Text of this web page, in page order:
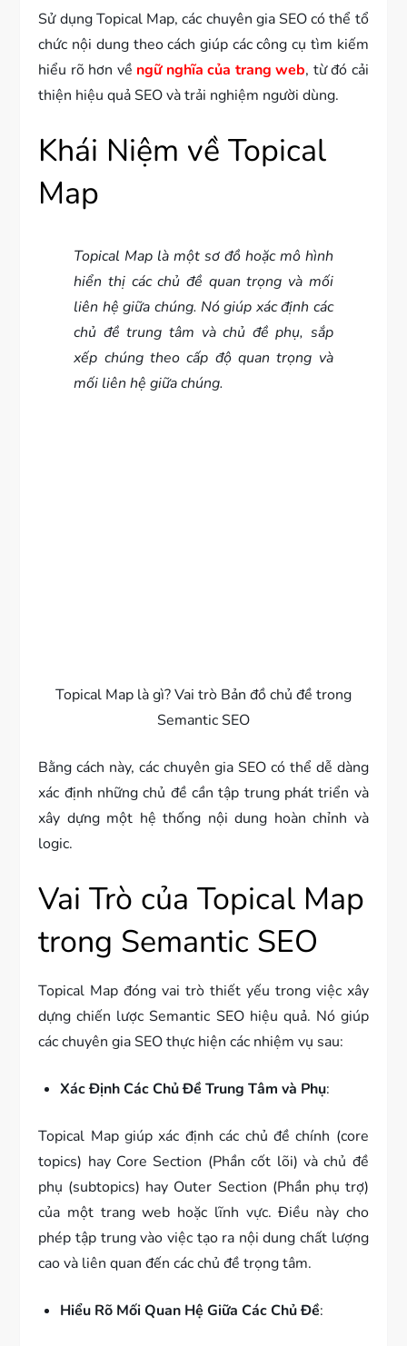
Sử dụng Topical Map, các chuyên gia SEO có thể tổ
chức nội dung theo cách giúp các công cụ tìm kiếm
hiểu rõ hơn về ngữ nghĩa của trang web, từ đó cải
thiện hiệu quả SEO và trải nghiệm người dùng.
Khái Niệm về Topical
Map
Topical Map là một sơ đồ hoặc mô hình
hiển thị các chủ đề quan trọng và mối
liên hệ giữa chúng. Nó giúp xác định các
chủ đề trung tâm và chủ đề phụ, sắp
xếp chúng theo cấp độ quan trọng và
mối liên hệ giữa chúng.
Topical Map là gì? Vai trò Bản đồ chủ đề trong
Semantic SEO
Bằng cách này, các chuyên gia SEO có thể dễ dàng
xác định những chủ đề cần tập trung phát triển và
xây dựng một hệ thống nội dung hoàn chỉnh và
logic.
Vai Trò của Topical Map
trong Semantic SEO
Topical Map đóng vai trò thiết yếu trong việc xây
dựng chiến lược Semantic SEO hiệu quả. Nó giúp
các chuyên gia SEO thực hiện các nhiệm vụ sau:
Xác Định Các Chủ Đề Trung Tâm và Phụ:
Topical Map giúp xác định các chủ đề chính (core
topics) hay Core Section (Phần cốt lõi) và chủ đề
phụ (subtopics) hay Outer Section (Phần phụ trợ)
của một trang web hoặc lĩnh vực. Điều này cho
phép tập trung vào việc tạo ra nội dung chất lượng
cao và liên quan đến các chủ đề trọng tâm.
Hiểu Rõ Mối Quan Hệ Giữa Các Chủ Đề: